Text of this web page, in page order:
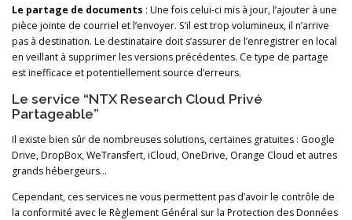
Le partage de documents : Une fois celui-ci mis à jour, l’ajouter à une
pièce jointe de courriel et l’envoyer. S’il est trop volumineux, il n’arrive
pas à destination. Le destinataire doit s’assurer de l’enregistrer en local
en veillant à supprimer les versions précédentes. Ce type de partage
est inefficace et potentiellement source d’erreurs.
Le service “NTX Research Cloud Privé
Partageable”
Il existe bien sûr de nombreuses solutions, certaines gratuites : Google
Drive, DropBox, WeTransfert, iCloud, OneDrive, Orange Cloud et autres
grands hébergeurs…
Cependant, ces services ne vous permettent pas d’avoir le contrôle de
la conformité avec le Règlement Général sur la Protection des Données